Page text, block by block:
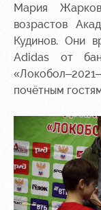
Мария
возрастов
Кудинов. Они
Adidas от
почётным